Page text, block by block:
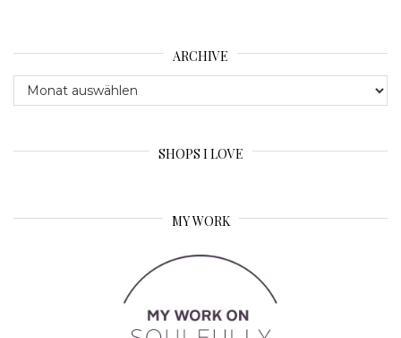
ARCHIVE
Archive
SHOPS I LOVE
MY WORK